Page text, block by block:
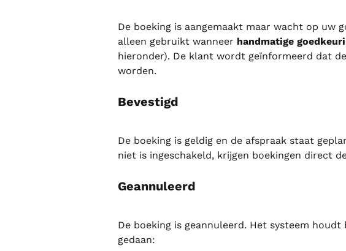
De boeking is aangemaakt maar wacht op uw
alleen gebruikt wanneer handmatige
hieronder). De klant wordt geïnformeerd dat
worden.
Bevestigd
De boeking is geldig en de afspraak staat
niet is ingeschakeld, krijgen boekingen direct
Geannuleerd
De boeking is geannuleerd. Het systeem
gedaan: